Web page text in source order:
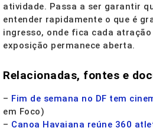
atividade. Passa a ser garantir
entender rapidamente o que é
ingresso, onde fica cada
exposição permanece aberta.
Relacionadas, fontes e
– Fim de semana no DF tem
em Foco)
– Canoa Havaiana reúne 360